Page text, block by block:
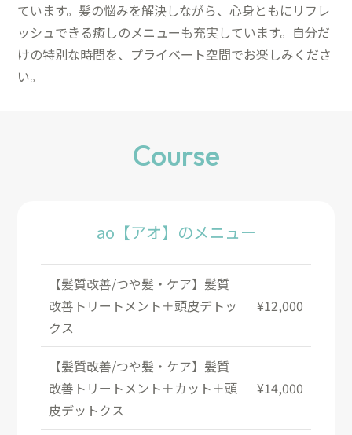
ています。髪の悩みを解決しながら、心身ともにリフレ
ッシュできる癒しのメニューも充実しています。自分だ
けの特別な時間を、プライベート空間でお楽しみくださ
い。
Course
ao【アオ】のメニュー
【髪質改善/つや髪・ケア】髪質
改善トリートメント＋頭皮デトッ
クス
¥12,000
【髪質改善/つや髪・ケア】髪質
改善トリートメント＋カット＋頭
皮デットクス
¥14,000